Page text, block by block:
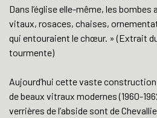
Dans l’église elle-même, les
vitaux, rosaces, chaises,
qui entouraient le chœur. » (Extrait
tourmente)
Aujourd’hui cette vaste
de beaux vitraux modernes (1960-
verrières de l’abside sont de